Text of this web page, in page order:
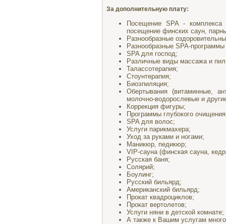
За дополнительную плату:
Посещение SPA -
посещение финских саун,
Разнообразные
Разнообразные SPA-
SPA для господ;
Различные виды массажа и
Талассотерапия;
Стоунтерапия;
Биоэпиляция;
Обертывания (витаминные,
молочно-водорослевые и
Коррекция фигуры;
Программы глубокого
SPA для волос;
Услуги парикмахера;
Уход за руками и ногами;
Маникюр, педикюр;
VIP-сауна (финская сауна,
Русская баня;
Солярий;
Боулинг;
Русский бильярд;
Американский бильярд;
Прокат квадроциклов;
Прокат вертолетов;
Услуги няни в детской комнате;
А также к Вашим услугам